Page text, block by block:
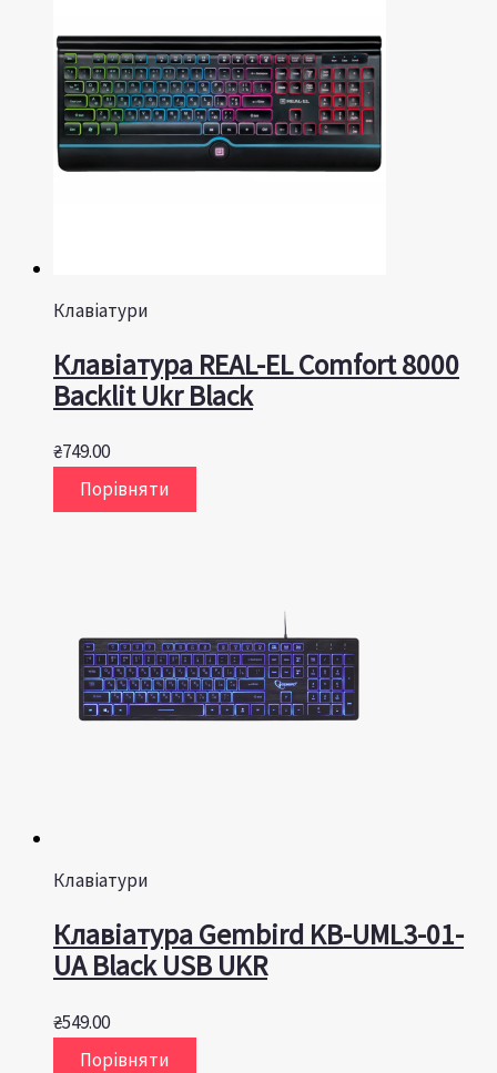
Клавіатури
Клавіатура REAL-EL Comfort 8000
Backlit Ukr Black
₴749.00
Порівняти
Клавіатури
Клавіатура Gembird KB-UML3-01-
UA Black USB UKR
₴549.00
Порівняти